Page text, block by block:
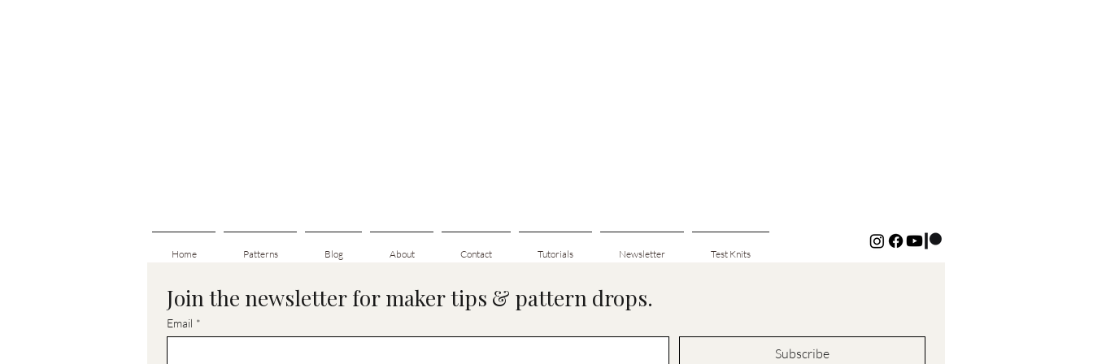
Home Patterns Blog About Contact Tutorials Newsletter Test Knits
Join the newsletter for maker tips & pattern drops.
Email *
Subscribe